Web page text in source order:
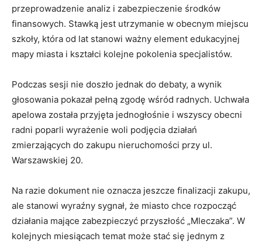
przeprowadzenie analiz i zabezpieczenie środków
finansowych. Stawką jest utrzymanie w obecnym miejscu
szkoły, która od lat stanowi ważny element edukacyjnej
mapy miasta i kształci kolejne pokolenia specjalistów.
Podczas sesji nie doszło jednak do debaty, a wynik
głosowania pokazał pełną zgodę wśród radnych. Uchwała
apelowa została przyjęta jednogłośnie i wszyscy obecni
radni poparli wyrażenie woli podjęcia działań
zmierzających do zakupu nieruchomości przy ul.
Warszawskiej 20.
Na razie dokument nie oznacza jeszcze finalizacji zakupu,
ale stanowi wyraźny sygnał, że miasto chce rozpocząć
działania mające zabezpieczyć przyszłość „Mleczaka”. W
kolejnych miesiącach temat może stać się jednym z